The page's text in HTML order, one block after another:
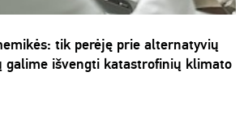
tik perėję prie alternatyvių
galime išvengti katastrofinių klimato